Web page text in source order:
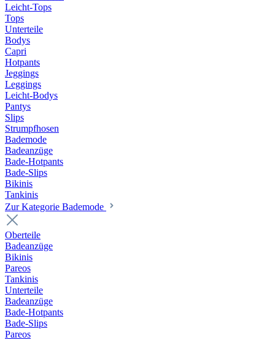
Leicht-Tops
Tops
Unterteile
Bodys
Capri
Hotpants
Jeggings
Leggings
Leicht-Bodys
Pantys
Slips
Strumpfhosen
Bademode
Badeanzüge
Bade-Hotpants
Bade-Slips
Bikinis
Tankinis
Zur Kategorie Bademode
Oberteile
Badeanzüge
Bikinis
Pareos
Tankinis
Unterteile
Badeanzüge
Bade-Hotpants
Bade-Slips
Pareos